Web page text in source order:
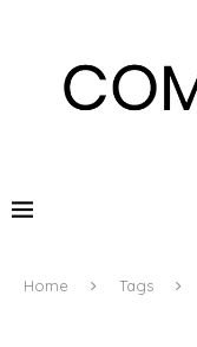
Home Tags